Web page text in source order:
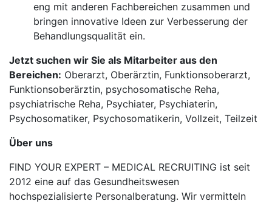
eng mit anderen Fachbereichen zusammen und
bringen innovative Ideen zur Verbesserung der
Behandlungsqualität ein.
Jetzt suchen wir Sie als Mitarbeiter aus den
Bereichen: Oberarzt, Oberärztin, Funktionsoberarzt,
Funktionsoberärztin, psychosomatische Reha,
psychiatrische Reha, Psychiater, Psychiaterin,
Psychosomatiker, Psychosomatikerin, Vollzeit, Teilzeit
Über uns
FIND YOUR EXPERT – MEDICAL RECRUITING ist seit
2012 eine auf das Gesundheitswesen
hochspezialisierte Personalberatung. Wir vermitteln